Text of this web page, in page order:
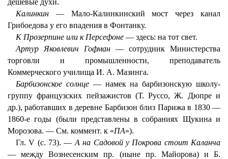
дешевые духи.
Калинкин — Мало-Калинкинский мост через канал
Грибоедова у его впадения в Фонтанку.
К Прозерпине или к Персефоне — здесь: на тот свет.
Артур Яковлевич Гофман — сотрудник Министерства
торговли и промышленности, преподаватель
Коммерческого училища И. А. Мазинга.
Барбизонское солнце— намек на барбизонскую школу-
группу французских пейзажистов (Т. Руссо, Ж. Дюпре и
др.), работавших в деревне Барбизон близ Парижа в 1830 —
1860-е годы (были представлены в собраниях Щукина и
Морозова. — См. коммент. к «ПА»).
Гл. V (с. 73). — А на Садовой у Покрова стоит Каланча
— между Вознесенским пр. (ныне пр. Майорова) и Б.